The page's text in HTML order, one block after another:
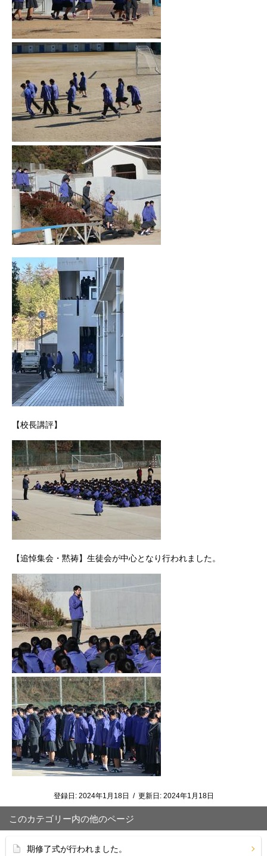
【校長講評】
【追悼集会・黙祷】生徒会が中心となり行われました。
登録日: 2024年1月18日 / 更新日: 2024年1月18日
このカテゴリー内の他のページ
期修了式が行われました。